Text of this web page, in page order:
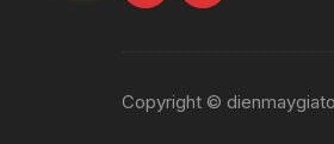
Copyright ©